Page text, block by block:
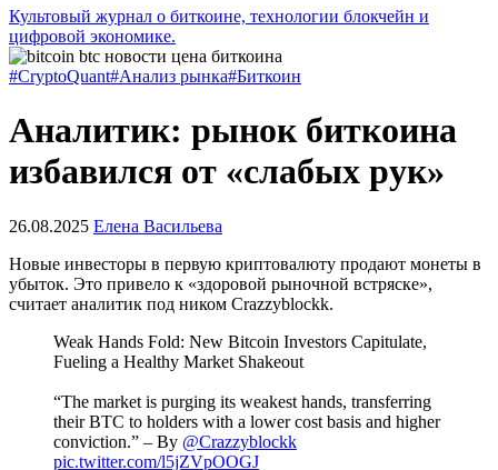
Культовый журнал о биткоине, технологии блокчейн и
цифровой экономике.
#CryptoQuant#Анализ рынка#Биткоин
Аналитик: рынок биткоина
избавился от «слабых рук»
26.08.2025 Елена Васильева
Новые инвесторы в первую криптовалюту продают монеты в
убыток. Это привело к «здоровой рыночной встряске»,
считает аналитик под ником Crazzyblockk.
Weak Hands Fold: New Bitcoin Investors Capitulate,
Fueling a Healthy Market Shakeout
“The market is purging its weakest hands, transferring
their BTC to holders with a lower cost basis and higher
conviction.” – By @Crazzyblockk
pic.twitter.com/l5jZVpOOGJ